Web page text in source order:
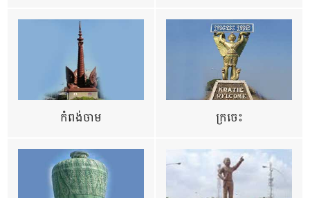
កំពង់ចាម ក្រចេះ